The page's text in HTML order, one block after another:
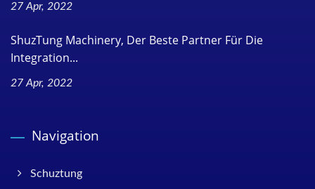
27 Apr, 2022
ShuzTung Machinery, Der Beste Partner Für Die
Integration...
27 Apr, 2022
Navigation
Schuztung